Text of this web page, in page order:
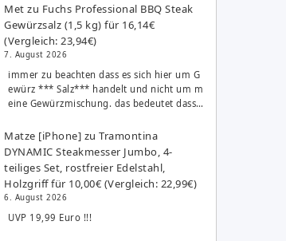
Met zu Fuchs Professional BBQ Steak
Gewürzsalz (1,5 kg) für 16,14€
(Vergleich: 23,94€)
7. August 2026
immer zu beachten dass es sich hier um G
ewürz *** Salz*** handelt und nicht um m
eine Gewürzmischung. das bedeutet dass…
Matze [iPhone] zuTramontina
DYNAMIC Steakmesser Jumbo, 4-
teiliges Set, rostfreier Edelstahl,
Holzgriff für 10,00€ (Vergleich: 22,99€)
6. August 2026
UVP 19,99 Euro !!!